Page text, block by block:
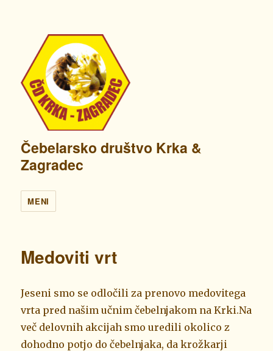
Čebelarsko društvo Krka &
Zagradec
MENI
Medoviti vrt
Jeseni smo se odločili za prenovo medovitega
vrta pred našim učnim čebelnjakom na Krki.Na
več delovnih akcijah smo uredili okolico z
dohodno potjo do čebelnjaka, da krožkarji